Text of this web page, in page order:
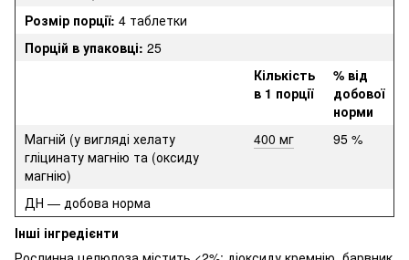
Розмір порції: 4 таблетки
Порцій в упаковці: 25
Кількість
в 1 порції
% від
добової
норми
Магній (у вигляді хелату
гліцинату магнію та (оксиду
магнію)
400 мг 95 %
ДН — добова норма
Інші інгредієнти